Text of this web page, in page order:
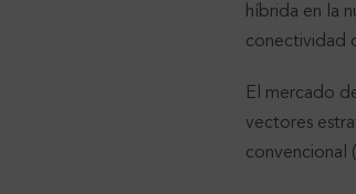
híbrida en la
conectividad
El mercado
vectores
convencional